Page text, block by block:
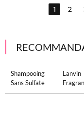
1 2
Shampooing
Sans Sulfate
Lanvin